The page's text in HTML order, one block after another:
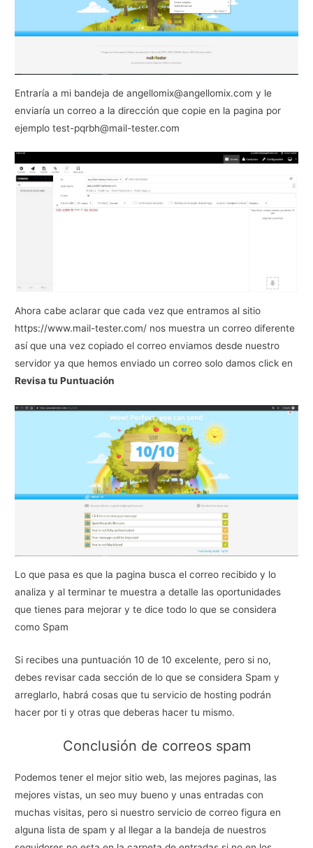
Entraría a mi bandeja de angellomix@angellomix.com y le
enviaría un correo a la dirección que copie en la pagina por
ejemplo test-pqrbh@mail-tester.com
Ahora cabe aclarar que cada vez que entramos al sitio
https://www.mail-tester.com/ nos muestra un correo diferente
así que una vez copiado el correo enviamos desde nuestro
servidor ya que hemos enviado un correo solo damos click en
Revisa tu Puntuación
Lo que pasa es que la pagina busca el correo recibido y lo
analiza y al terminar te muestra a detalle las oportunidades
que tienes para mejorar y te dice todo lo que se considera
como Spam
Si recibes una puntuación 10 de 10 excelente, pero si no,
debes revisar cada sección de lo que se considera Spam y
arreglarlo, habrá cosas que tu servicio de hosting podrán
hacer por ti y otras que deberas hacer tu mismo.
Conclusión de correos spam
Podemos tener el mejor sitio web, las mejores paginas, las
mejores vistas, un seo muy bueno y unas entradas con
muchas visitas, pero si nuestro servicio de correo figura en
alguna lista de spam y al llegar a la bandeja de nuestros